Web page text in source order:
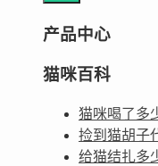
产品中心
猫咪百科
猫咪喝了多
捡到猫胡子
给猫结扎多